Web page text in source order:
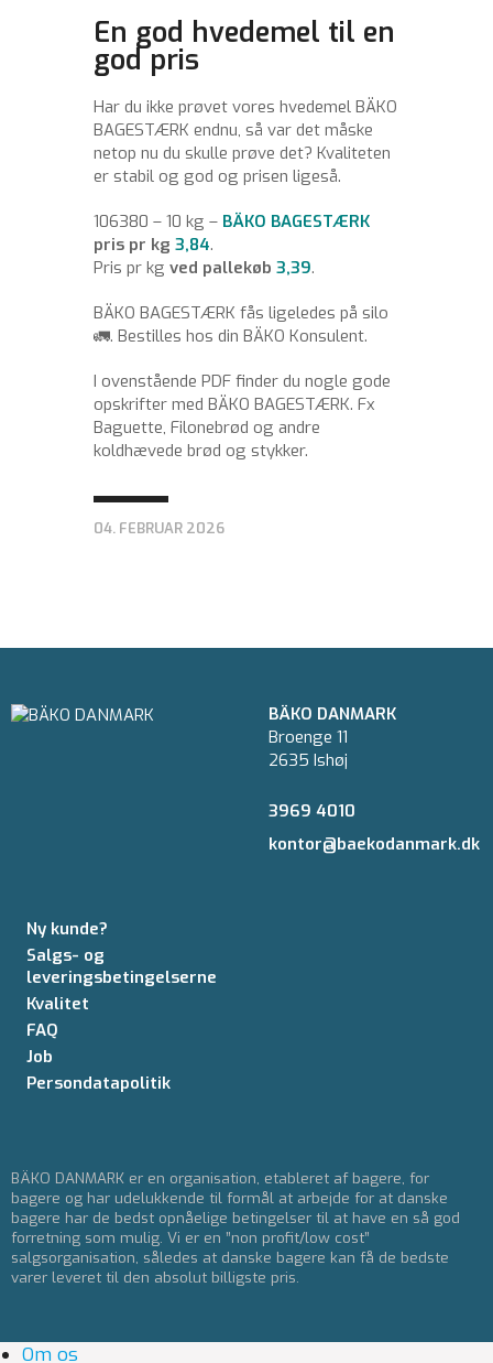
En god hvedemel til en
god pris
Har du ikke prøvet vores hvedemel BÄKO
BAGESTÆRK endnu, så var det måske
netop nu du skulle prøve det? Kvaliteten
er stabil og god og prisen ligeså.
106380 – 10 kg – BÄKO BAGESTÆRK
pris pr kg 3,84.
Pris pr kg ved pallekøb 3,39.
BÄKO BAGESTÆRK fås ligeledes på silo
🚛. Bestilles hos din BÄKO Konsulent.
I ovenstående PDF finder du nogle gode
opskrifter med BÄKO BAGESTÆRK. Fx
Baguette, Filonebrød og andre
koldhævede brød og stykker.
04. FEBRUAR 2026
BÄKO DANMARK
Broenge 11
2635 Ishøj
3969 4010
kontor@baekodanmark.dk
Ny kunde?
Salgs- og
leveringsbetingelserne
Kvalitet
FAQ
Job
Persondatapolitik
BÄKO DANMARK er en organisation, etableret af bagere, for
bagere og har udelukkende til formål at arbejde for at danske
bagere har de bedst opnåelige betingelser til at have en så god
forretning som mulig. Vi er en ”non profit/low cost”
salgsorganisation, således at danske bagere kan få de bedste
varer leveret til den absolut billigste pris.
Om os